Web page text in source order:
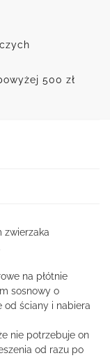
500 zł
zwierzaka
na płótnie
sosnowy o
od ściany i nabiera
nie potrzebuje on
od razu po